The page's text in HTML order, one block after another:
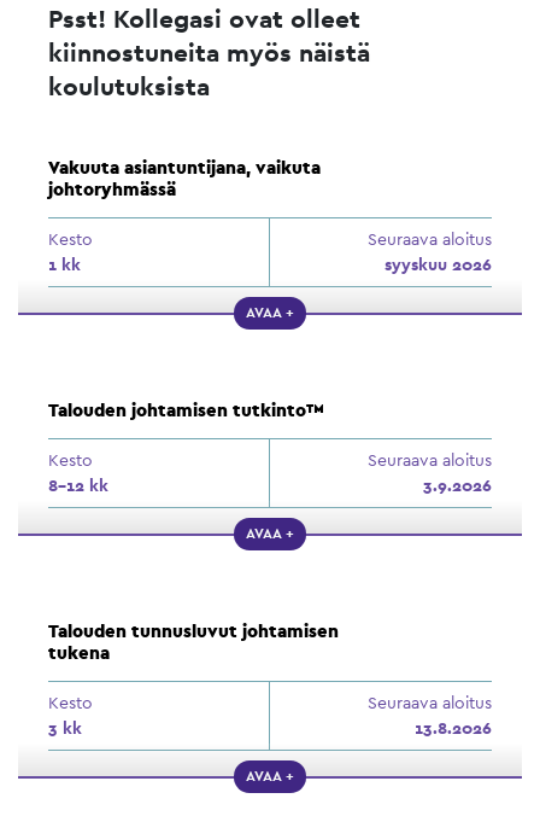
Psst! Kollegasi ovat olleet
kiinnostuneita myös näistä
koulutuksista
Vakuuta asiantuntijana, vaikuta
johtoryhmässä
Kesto
1 kk
Seuraava aloitus
syyskuu 2026
AVAA +
Talouden johtamisen tutkinto™
Kesto
8–12 kk
Seuraava aloitus
3.9.2026
AVAA +
Talouden tunnusluvut johtamisen
tukena
Kesto
3 kk
Seuraava aloitus
13.8.2026
AVAA +